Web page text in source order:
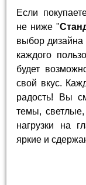
Если
не ниже "
выбор дизайна
каждого
будет
свой вкус.
радость! Вы
темы,
нагрузки на
яркие и